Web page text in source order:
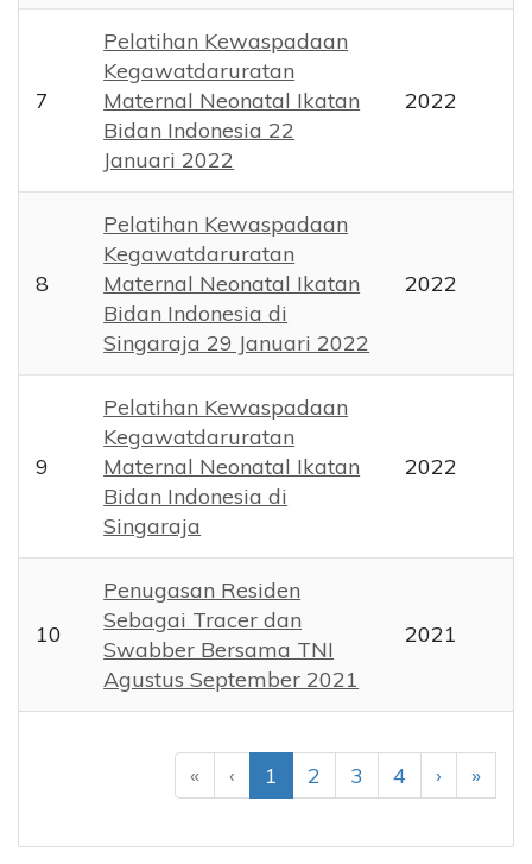
« ‹ 1 2 3 4 › »
7
Pelatihan Kewaspadaan
Kegawatdaruratan
Maternal Neonatal Ikatan
Bidan Indonesia 22
Januari 2022
2022
8
Pelatihan Kewaspadaan
Kegawatdaruratan
Maternal Neonatal Ikatan
Bidan Indonesia di
Singaraja 29 Januari 2022
2022
9
Pelatihan Kewaspadaan
Kegawatdaruratan
Maternal Neonatal Ikatan
Bidan Indonesia di
Singaraja
2022
10
Penugasan Residen
Sebagai Tracer dan
Swabber Bersama TNI
Agustus September 2021
2021